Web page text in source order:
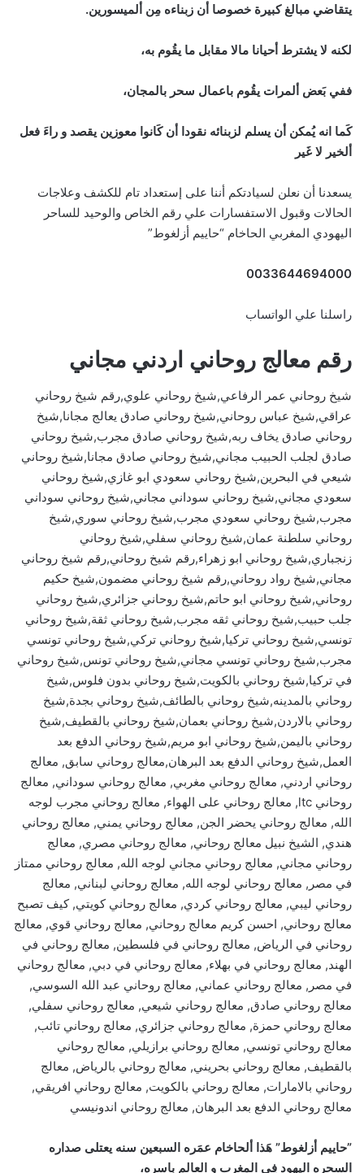
يتقاضي مبالغ كبيرة خصوصا أن زبناءه مِن ألميسورين.
لكنه لا يشترط أحيانا مالا مقابل ما يقُوم به،
ففي بَعض ألمرات يقُوم باعمال سحر بالمجان،
كَما انه يُمكن أن يسلم لزبنائه نقودا أن كَانوا معوزين يقصد و راءَ فعل
ألخير لا غَير
يسعدنا أن نعلن لسيادتكم أننا على إستعداد تام للكشف وعلاجات
الحالات وقبول الاستفسارات علي رقم الخاص والوحيد للساحر
اليهودي المغربي الحاخام “حاييم أزلغوط”
0033644694000
راسلنا علي الواتساب
رقم معالج روحاني اردني مجاني
شيخ روحاني عمر الرفاعي,شيخ روحاني علوي,رقم شيخ روحاني
عراقي,شيخ عباس روحاني,شيخ روحاني صادق يعالج مجانا,شيخ
روحاني صادق يخاف ربه,شيخ روحاني صادق مجرب,شيخ روحاني
صادق لجلب الحبيب مجاني,شيخ روحاني صادق مجانا,شيخ روحاني
شيعي في البحرين,شيخ روحاني سعودي ابو غازي,شيخ روحاني
سعودي مجاني,شيخ روحاني سوداني مجاني,شيخ روحاني سوداني
مجرب,شيخ روحاني سعودي مجرب,شيخ روحاني سوري,شيخ
روحاني سلطنة عمان,شيخ روحاني سفلي,شيخ روحاني
زنجباري,شيخ روحاني ابو زهراء,رقم شيخ روحاني,رقم شيخ روحاني
مجاني,شيخ رواد روحاني,رقم شيخ روحاني مضمون,شيخ حكيم
روحاني,شيخ روحاني ابو حاتم,شيخ روحاني جزائري,شيخ روحاني
جلب حبيب,شيخ روحاني ثقه مجرب,شيخ روحاني ثقة,شيخ روحاني
تونسي,شيخ روحاني تركيا,شيخ روحاني تركي,شيخ روحاني تونسي
مجرب,شيخ روحاني تونسي مجاني,شيخ روحاني تونس,شيخ روحاني
في تركيا,شيخ روحاني بالكويت,شيخ روحاني بدون فلوس,شيخ
روحاني بالمدينه,شيخ روحاني بالطائف,شيخ روحاني بجدة,شيخ
روحاني بالاردن,شيخ روحاني بعمان,شيخ روحاني بالقطيف,شيخ
روحاني باليمن,شيخ روحاني ابو مريم,شيخ روحاني الدفع بعد
العمل,شيخ روحاني الدفع بعد البرهان,معالج روحاني سابق, معالج
روحاني اردني, معالج روحاني مغربي, معالج روحاني سوداني, معالج
روحاني ltc, معالج روحاني على الهواء, معالج روحاني مجرب لوجه
الله, معالج روحاني يحضر الجن, معالج روحاني يمني, معالج روحاني
هندي, الشيخ نبيل معالج روحاني, معالج روحاني مصري, معالج
روحاني مجاني, معالج روحاني مجاني لوجه الله, معالج روحاني ممتاز
في مصر, معالج روحاني لوجه الله, معالج روحاني لبناني, معالج
روحاني ليبي, معالج روحاني كردي, معالج روحاني كويتي, كيف تصبح
معالج روحاني, احسن كريم معالج روحاني, معالج روحاني قوي, معالج
روحاني في الرياض, معالج روحاني في فلسطين, معالج روحاني في
الهند, معالج روحاني في بهلاء, معالج روحاني في دبي, معالج روحاني
في مصر, معالج روحاني عماني, معالج روحاني عبد الله السوسي,
معالج روحاني صادق, معالج روحاني شيعي, معالج روحاني سفلي,
معالج روحاني حمزة, معالج روحاني جزائري, معالج روحاني تائب,
معالج روحاني تونسي, معالج روحاني برازيلي, معالج روحاني
بالقطيف, معالج روحاني بحريني, معالج روحاني بالرياض, معالج
روحاني بالامارات, معالج روحاني بالكويت, معالج روحاني افريقي,
معالج روحاني الدفع بعد البرهان, معالج روحاني اندونيسي
”حاييم أزلغوط” هَذا ألحاخام عمَره السبعين سنه يعتلى صداره
السحره اليهود فِى المغرب و العالم باسره،